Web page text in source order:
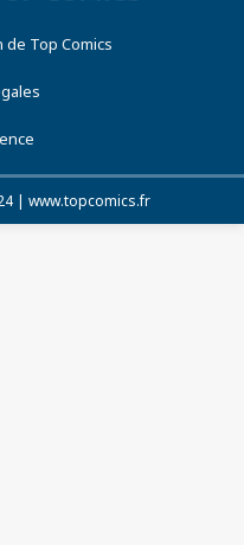
de Top Comics
| www.topcomics.fr